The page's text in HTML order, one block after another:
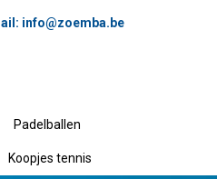
info@zoemba.be
Padelballen
Koopjes tennis